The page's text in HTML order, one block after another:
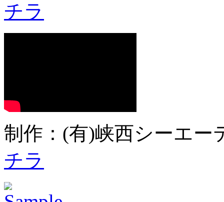
チラ
制作：(有)峡西シーエ
チラ